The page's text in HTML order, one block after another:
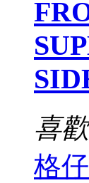
喜
格仔